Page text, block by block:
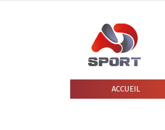
ACCUEIL